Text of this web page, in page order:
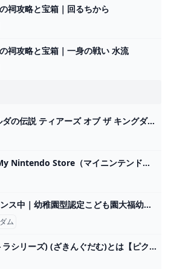
祠攻略と宝箱｜回るちから
祠攻略と宝箱｜一身の戦い 水流
「GDC2024」の「ゼルダの伝説 ティアーズ オブ ザ キングダム」講演がYouTubeで公開！（GAME Watch） - Yahoo!ニュース
ゼルダの伝説 グッズ My Nintendo Store（マイニンテンドーストア）
メンテナンス中｜幼稚園型認定こども園大福幼稚園
ム
ザ・キングダム(ウルトラシリーズ) (ざきんぐだむ)とは【ピクシブ百科事典】